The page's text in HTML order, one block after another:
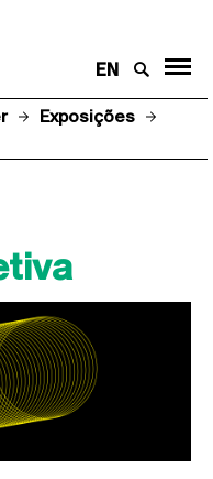
EN
Exposições